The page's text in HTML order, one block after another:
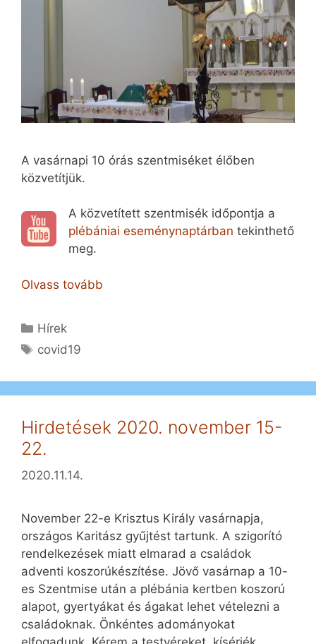
A vasárnapi 10 órás szentmiséket élőben
közvetítjük.
A közvetített szentmisék időpontja a
plébániai eseménynaptárban tekinthető
meg.
Olvass tovább
Kategória
Hírek
Címkék
covid19
Hirdetések 2020. november 15-
22.
2020.11.14.
November 22-e Krisztus Király vasárnapja,
országos Karitász gyűjtést tartunk. A szigorító
rendelkezések miatt elmarad a családok
adventi koszorúkészítése. Jövő vasárnap a 10-
es Szentmise után a plébánia kertben koszorú
alapot, gyertyákat és ágakat lehet vételezni a
családoknak. Önkéntes adományokat